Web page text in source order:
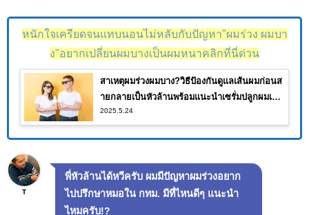
หนักใจเครียดจนแทบนอนไม่หลับกับปัญหา"ผมร่วง ผมบา
ง"อยากเปลี่ยนผมบางเป็นผมหนาคลิกที่นี่ด่วน
สาเหตุผมร่วงผมบาง?วิธีป้องกันดูแลเส้นผมก่อนส
ายกลายเป็นหัวล้านพร้อมแนะนำเซรั่มปลูกผมเห็น
ผลจนคุณต้องอึ้ง!!
2025.5.24
T
พี่หัวล้านได้หวีครับ ผมมีปัญหาผมร่วงอยาก
ไปปรึกษาหมอใน กทม. มีที่ไหนดีๆ แนะนำ
ไหมครับ!?